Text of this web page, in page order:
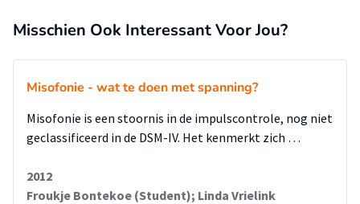
ondervinden.
Misschien Ook Interessant Voor Jou?
Misofonie - wat te doen met spanning?
Misofonie is een stoornis in de impulscontrole, nog niet
geclassificeerd in de DSM-IV. Het kenmerkt zich …
2012
Froukje Bontekoe (Student); Linda Vrielink